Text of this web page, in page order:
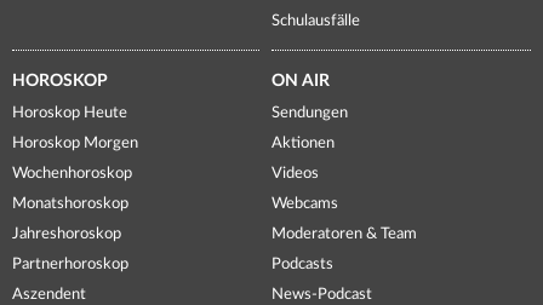
Schulausfälle
HOROSKOP
Horoskop Heute
Horoskop Morgen
Wochenhoroskop
Monatshoroskop
Jahreshoroskop
Partnerhoroskop
Aszendent
ON AIR
Sendungen
Aktionen
Videos
Webcams
Moderatoren & Team
Podcasts
News-Podcast